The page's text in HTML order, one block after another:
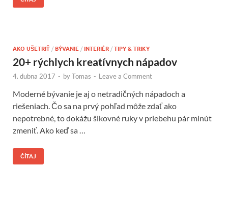
AKO UŠETRIŤ / BÝVANIE / INTERIÉR / TIPY & TRIKY
20+ rýchlych kreatívnych nápadov
4. dubna 2017 - byTomas - Leave a Comment
Moderné bývanie je aj o netradičných nápadoch a
riešeniach. Čo sa na prvý pohľad môže zdať ako
nepotrebné, to dokážu šikovné ruky v priebehu pár minút
zmeniť. Ako keď sa …
ČÍTAJ